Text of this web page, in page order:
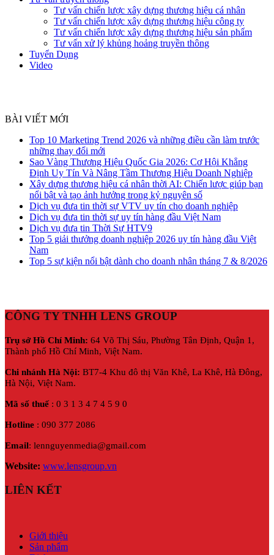
Tư vấn chiến lược xây dựng thương hiệu cá nhân
Tư vấn chiến lược xây dựng thương hiệu công ty
Tư vấn chiến lược xây dựng thương hiệu sản phẩm
Tư vấn xử lý khủng hoảng truyền thông
Tuyển Dụng
Video
BÀI VIẾT MỚI
Top 10 Marketing Trend 2026 và những điều cần làm trước
những thay đổi mới
Sao Vàng Thương Hiệu Quốc Gia 2026: Cơ Hội Khẳng
Định Uy Tín Và Nâng Tầm Thương Hiệu Doanh Nghiệp
Xây dựng thương hiệu cá nhân thời AI: Chiến lược giúp bạn
nổi bật và tạo ảnh hưởng trong kỷ nguyên số
Dịch vụ đưa tin thời sự VTV uy tín cho doanh nghiệp
Dịch vụ đưa tin thời sự uy tín hàng đầu Việt Nam
Dịch vụ đưa tin Thời Sự HTV9
Top 5 giải thưởng doanh nghiệp 2026 uy tín hàng đầu Việt
Nam
Top 5 sự kiện nổi bật dành cho doanh nhân tháng 7 & 8/2026
CÔNG TY TNHH LENS GROUP
Trụ sở Hồ Chí Minh: 64 Võ Thị Sáu, Phường Tân Định, Quận 1,
Thành phố Hồ Chí Minh, Việt Nam.
Chi nhánh Hà Nội: BT7-4 Khu đô thị Văn Khê, La Khê, Hà Đông,
Hà Nội, Việt Nam.
Mã số thuế: 0 3 1 3 4 7 4 5 9 0
Hotline : 090 377 2086
Email: lennguyenmedia@gmail.com
Website: www.lensgroup.vn
LIÊN KẾT
Giới thiệu
Sản phẩm